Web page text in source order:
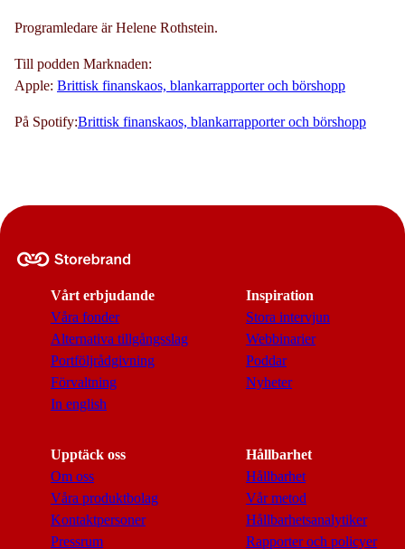
Programledare är Helene Rothstein.
Till podden Marknaden:
Apple: Brittisk finanskaos, blankarrapporter och börshopp
På Spotify:Brittisk finanskaos, blankarrapporter och börshopp
Vårt erbjudande
Våra fonder
Alternativa tillgångsslag
Portföljrådgivning
Förvaltning
In english
Inspiration
Stora intervjun
Webbinarier
Poddar
Nyheter
Upptäck oss
Om oss
Våra produktbolag
Kontaktpersoner
Pressrum
Hållbarhet
Hållbarhet
Vår metod
Hållbarhetsanalytiker
Rapporter och policyer